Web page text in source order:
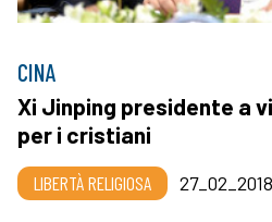
CINA
Xi Jinping presidente a
per i cristiani
LIBERTÀ RELIGIOSA 27_02_2018